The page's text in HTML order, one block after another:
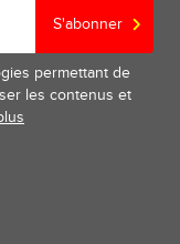
S'abonner
permettant de
les contenus et